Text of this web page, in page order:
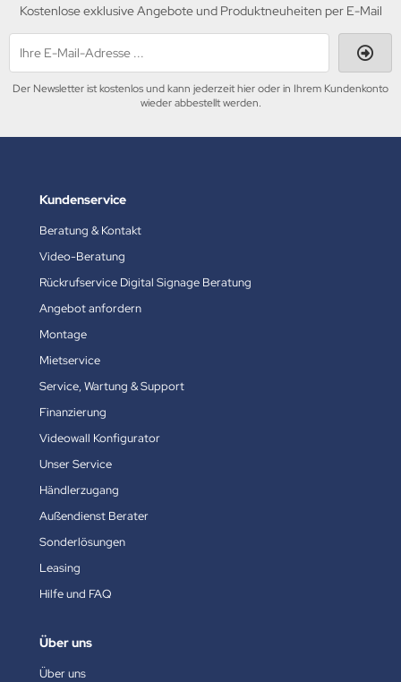
Kostenlose exklusive Angebote und Produktneuheiten per E-Mail
Der Newsletter ist kostenlos und kann jederzeit hier oder in Ihrem Kundenkonto
wieder abbestellt werden.
Kundenservice
Beratung & Kontakt
Video-Beratung
Rückrufservice Digital Signage Beratung
Angebot anfordern
Montage
Mietservice
Service, Wartung & Support
Finanzierung
Videowall Konfigurator
Unser Service
Händlerzugang
Außendienst Berater
Sonderlösungen
Leasing
Hilfe und FAQ
Über uns
Über uns